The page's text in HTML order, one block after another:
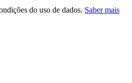
do uso de dados. Saber mais